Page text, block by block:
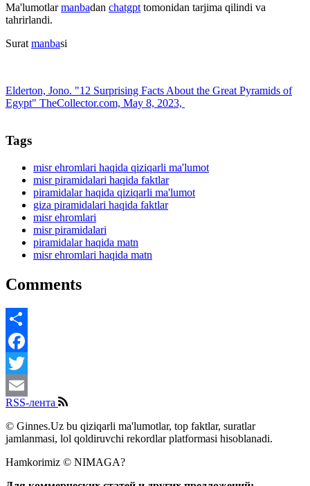
Ma'lumotlarmanbadan chatgpt tomonidan tarjima qilindi va
tahrirlandi.
Surat manbasi
Elderton, Jono. "12 Surprising Facts About the Great Pyramids of
Egypt" TheCollector.com, May 8, 2023,
Tags
misr ehromlari haqida qiziqarli ma'lumot
misr piramidalari haqida faktlar
piramidalar haqida qiziqarli ma'lumot
giza piramidalari haqida faktlar
misr ehromlari
misr piramidalari
piramidalar haqida matn
misr ehromlari haqida matn
Comments
Share
Facebook
Twitter
Email
RSS-лента
© Ginnes.Uz bu qiziqarli ma'lumotlar, top faktlar, suratlar
jamlanmasi, lol qoldiruvchi rekordlar platformasi hisoblanadi.
Hamkorimiz © NIMAGA?